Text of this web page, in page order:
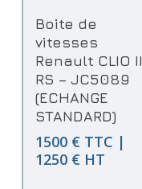
Ajouter Au Panier
Boite de
vitesses
Renault CLIO II
RS – JC5089
(ECHANGE
STANDARD)
1500 € TTC |
1250 € HT